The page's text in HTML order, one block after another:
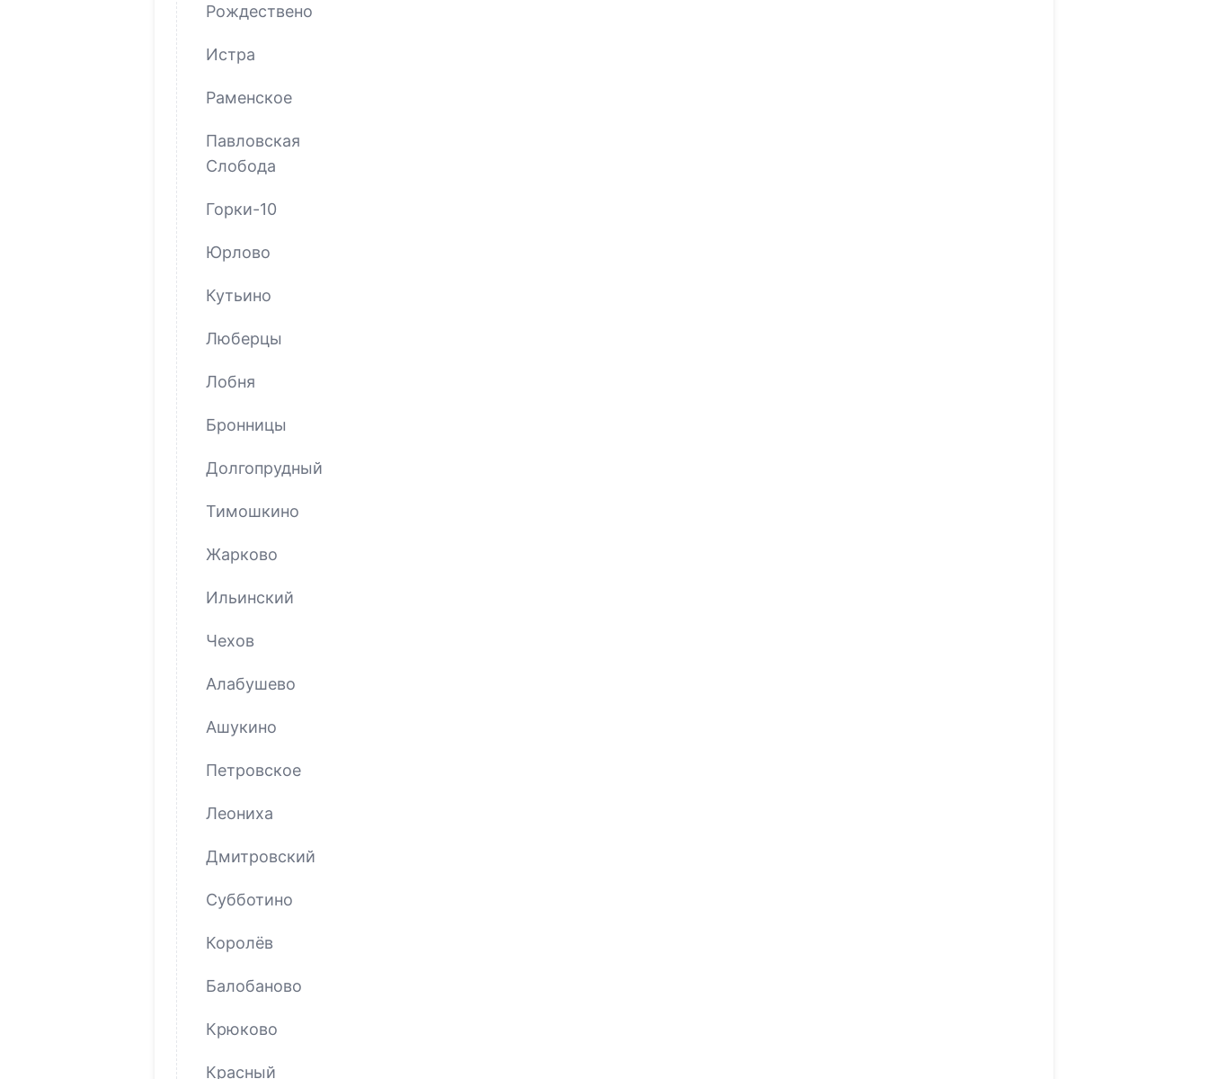
Рождествено
Истра
Раменское
Павловская
Слобода
Горки-10
Юрлово
Кутьино
Люберцы
Лобня
Бронницы
Долгопрудный
Тимошкино
Жарково
Ильинский
Чехов
Алабушево
Ашукино
Петровское
Леониха
Дмитровский
Субботино
Королёв
Балобаново
Крюково
Красный